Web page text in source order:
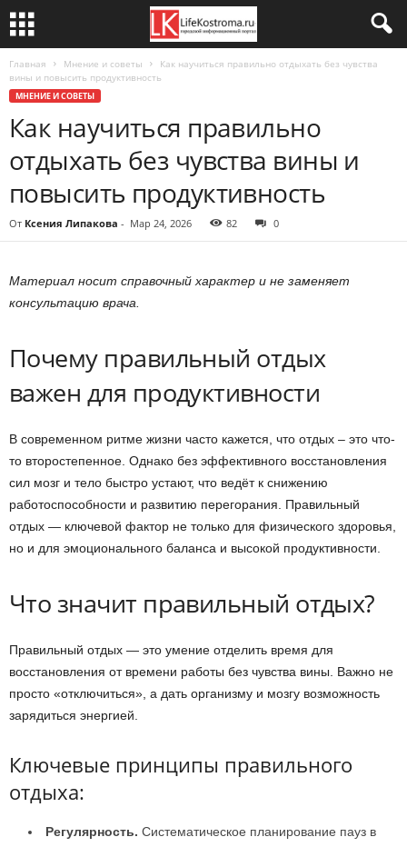
Главная Мнение и советы
Как научиться правильно отдыхать без чувства
вины и повысить продуктивность
МНЕНИЕ И СОВЕТЫ
Как научиться правильно
отдыхать без чувства вины и
повысить продуктивность
От Ксения Липакова - Мар 24, 2026 82 0
Материал носит справочный характер и не заменяет
консультацию врача.
Почему правильный отдых
важен для продуктивности
В современном ритме жизни часто кажется, что отдых – это что-
то второстепенное. Однако без эффективного восстановления
сил мозг и тело быстро устают, что ведёт к снижению
работоспособности и развитию перегорания. Правильный
отдых — ключевой фактор не только для физического здоровья,
но и для эмоционального баланса и высокой продуктивности.
Что значит правильный отдых?
Правильный отдых — это умение отделить время для
восстановления от времени работы без чувства вины. Важно не
просто «отключиться», а дать организму и мозгу возможность
зарядиться энергией.
Ключевые принципы правильного
отдыха:
Регулярность. Систематическое планирование пауз в